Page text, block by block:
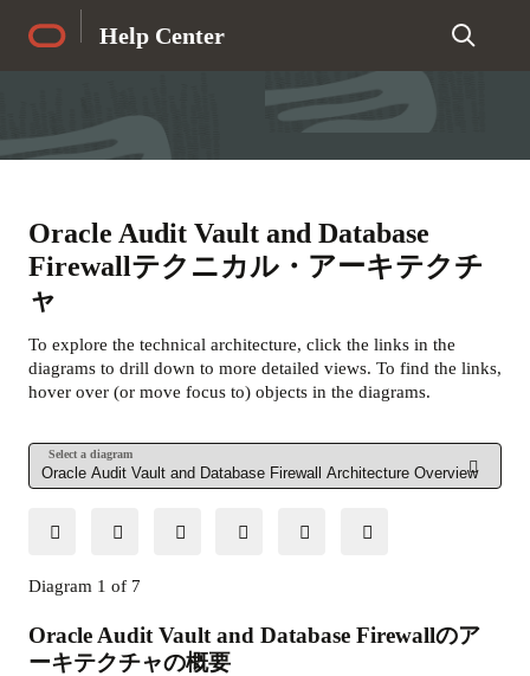
Help Center
Oracle Audit Vault and Database
Firewallテクニカル・アーキテクチ
ャ
To explore the technical architecture, click the links in the
diagrams to drill down to more detailed views. To find the links,
hover over (or move focus to) objects in the diagrams.
Select a diagram
Diagram 1 of 7
Oracle Audit Vault and Database Firewallのア
ーキテクチャの概要